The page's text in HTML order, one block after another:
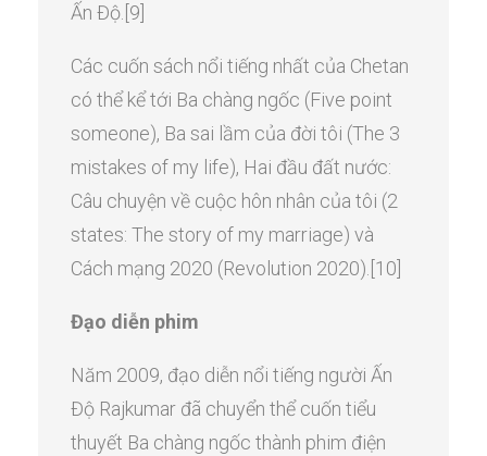
Ấn Độ.[9]
Các cuốn sách nổi tiếng nhất của Chetan
có thể kể tới Ba chàng ngốc (Five point
someone), Ba sai lầm của đời tôi (The 3
mistakes of my life), Hai đầu đất nước:
Câu chuyện về cuộc hôn nhân của tôi (2
states: The story of my marriage) và
Cách mạng 2020 (Revolution 2020).[10]
Đạo diễn phim
Năm 2009, đạo diễn nổi tiếng người Ấn
Độ Rajkumar đã chuyển thể cuốn tiểu
thuyết Ba chàng ngốc thành phim điện